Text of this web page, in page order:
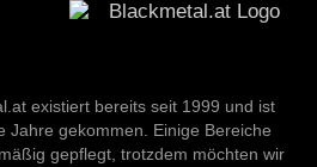
existiert bereits seit 1999 und ist
Jahre gekommen. Einige Bereiche
gepflegt, trotzdem möchten wir